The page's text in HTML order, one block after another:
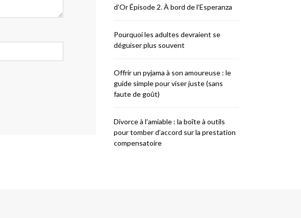
d’Or Épisode 2. À bord de l’Esperanza
Pourquoi les adultes devraient se
déguiser plus souvent
Offrir un pyjama à son amoureuse : le
guide simple pour viser juste (sans
faute de goût)
Divorce à l’amiable : la boîte à outils
pour tomber d’accord sur la prestation
compensatoire